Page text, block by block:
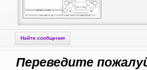
Найти сообщения
Переведите